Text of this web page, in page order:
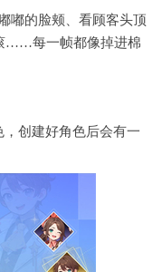
嘟的脸颊、看顾客头顶
……每一帧都像掉进棉
创建好角色后会有一